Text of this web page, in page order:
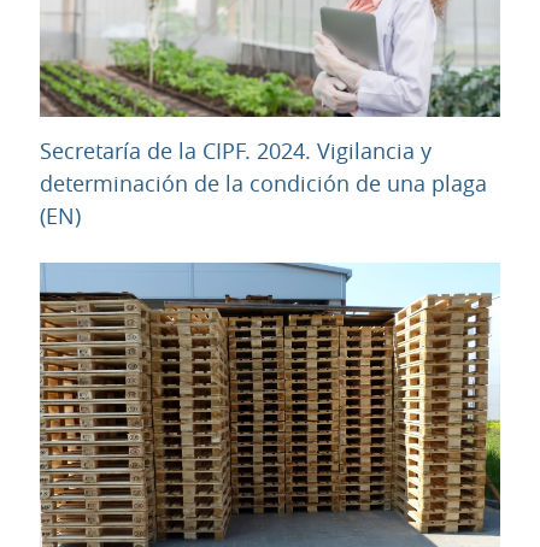
Secretaría de la CIPF. 2024. Vigilancia y
determinación de la condición de una plaga
(EN)URL